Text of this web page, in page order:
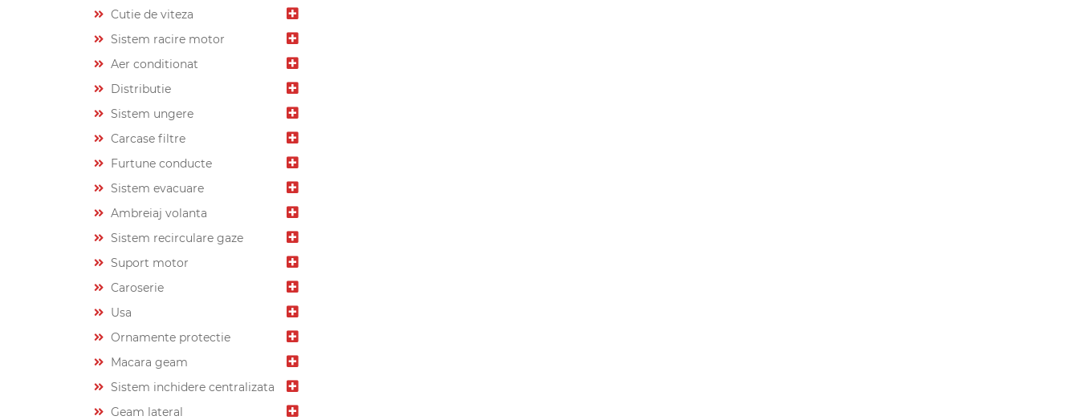
Cutie de viteza
Sistem racire motor
Aer conditionat
Distributie
Sistem ungere
Carcase filtre
Furtune conducte
Sistem evacuare
Ambreiaj volanta
Sistem recirculare gaze
Suport motor
Caroserie
Usa
Ornamente protectie
Macara geam
Sistem inchidere centralizata
Geam lateral